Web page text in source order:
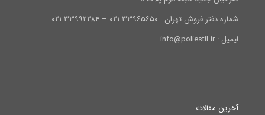
شماره دفتر فروش تهران : ۳۳۹۶۵۶۵۰ ۰۲۱ – ۳۳۹۹۲۲۸۴ ۰۲۱
ایمیل : info@poliestil.ir
آخرین مقالات